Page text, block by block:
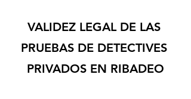
VALIDEZ LEGAL DE LAS
PRUEBAS DE DETECTIVES
PRIVADOS EN RIBADEO